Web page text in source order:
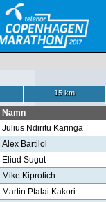
15 km
Namn
Julius Ndiritu Karinga
Alex Bartilol
Eliud Sugut
Mike Kiprotich
Martin Ptalai Kakori